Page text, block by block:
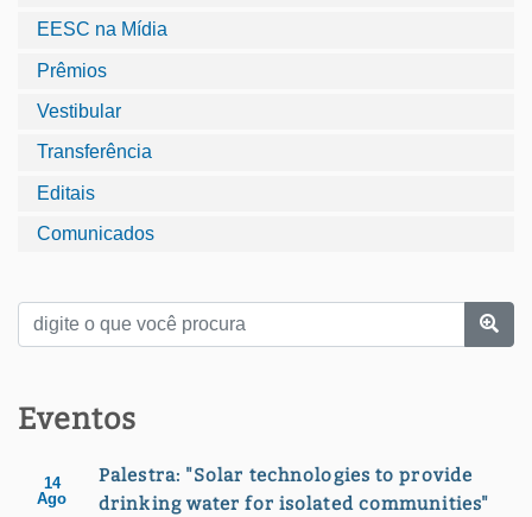
EESC na Mídia
Prêmios
Vestibular
Transferência
Editais
Comunicados
Eventos
14
Ago
Palestra: "Solar technologies to provide
drinking water for isolated communities"